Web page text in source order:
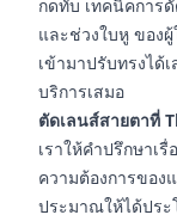
กดทับ เทคนิคการ
และช่วงใบหู ของ
เข้ามาปรับทรงได้
บริการเสมอ
ตัดเลนส์สายตาที่
เราให้คำปรึกษาเ
ความต้องการขอ
ประมาณให้ได้ปร